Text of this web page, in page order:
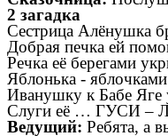
2 загадка
Сестрица Алёнушка
Добрая печка ей
Речка её берегами
Яблонька - яблочками
Иванушку к Бабе Яге
Слуги её … ГУСИ –
Ведущий: Ребята, а